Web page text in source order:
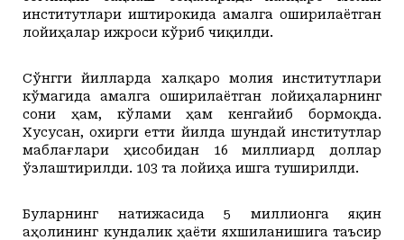
институтлари иштирокида амалга оширилаётган
лойиҳалар ижроси кўриб чиқилди.
Сўнгги йилларда халқаро молия институтлари
кўмагида амалга оширилаётган лойиҳаларнинг
сони ҳам, кўлами ҳам кенгайиб бормоқда.
Хусусан, охирги етти йилда шундай институтлар
маблағлари ҳисобидан 16 миллиард доллар
ўзлаштирилди. 103 та лойиҳа ишга туширилди.
Буларнинг натижасида 5 миллионга яқин
аҳолининг кундалик ҳаёти яхшиланишига таъсир